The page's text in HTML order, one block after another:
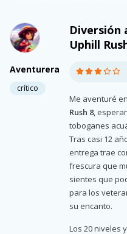
Aventurera
crítico
Diversión
Uphill
Me aventuré
Rush 8,
toboganes
Tras casi 12
entrega trae
frescura que
sientes que
para los
su encanto.
Los 20 niveles